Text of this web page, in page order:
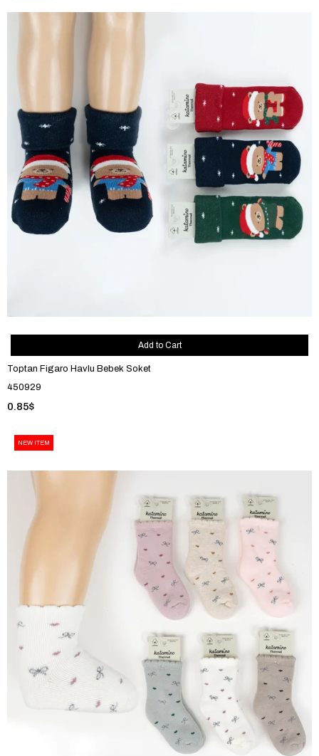
Toptan Figaro Havlu Bebek Soket
450929
0.85$
Add to Cart
NEW ITEM